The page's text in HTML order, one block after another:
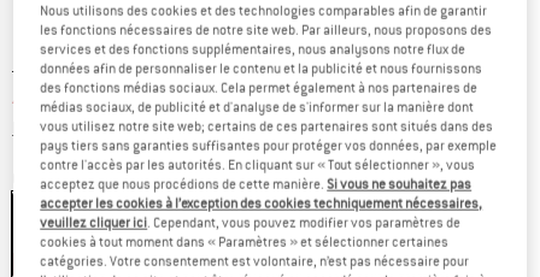
Prix initial :
59,95€
Prix:
47,96€ TVA incl.
hors Frais de livraisonInformations sur les frais de livraison. Ouvre une
Couleur:Black
-20 %
Nous utilisons des cookies et des technologies comparables afin de garantir
les fonctions nécessaires de notre site web. Par ailleurs, nous proposons des
services et des fonctions supplémentaires, nous analysons notre flux de
données afin de personnaliser le contenu et la publicité et nous fournissons
des fonctions médias sociaux. Cela permet également à nos partenaires de
médias sociaux, de publicité et d'analyse de s'informer sur la manière dont
vous utilisez notre site web; certains de ces partenaires sont situés dans des
pays tiers sans garanties suffisantes pour protéger vos données, par exemple
contre l'accès par les autorités. En cliquant sur « Tout sélectionner », vous
acceptez que nous procédions de cette manière.Si vous ne souhaitez pas
accepter les cookies à l’exception des cookies techniquement nécessaires,
veuillez cliquer ici. Cependant, vous pouvez modifier vos paramètres de
cookies à tout moment dans « Paramètres » et sélectionner certaines
catégories. Votre consentement est volontaire, n’est pas nécessaire pour